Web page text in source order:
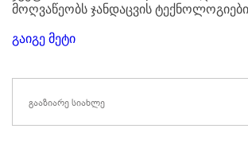
მოღვაწეობს ჯანდაცვის
გაიგე მეტი
გააზიარე სიახლე